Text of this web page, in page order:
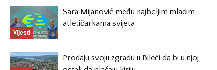
Vijesti
Sara Mijanović među najboljim mladim
atletičarkama svijeta
Prodaju svoju zgradu u Bileći da bi u njoj